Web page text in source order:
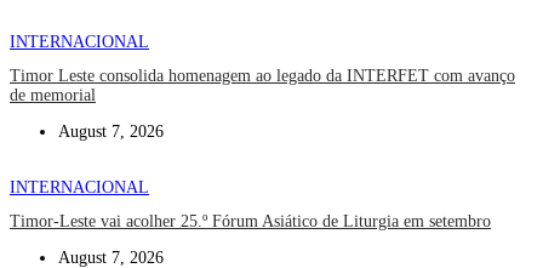
INTERNACIONAL
Timor Leste consolida homenagem ao legado da INTERFET com avanço
de memorial
August 7, 2026
INTERNACIONAL
Timor-Leste vai acolher 25.º Fórum Asiático de Liturgia em setembro
August 7, 2026